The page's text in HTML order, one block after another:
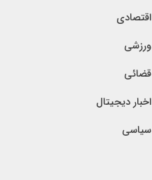
اقتصادی
ورزشی
قضائی
اخبار دیجیتال
سیاسی